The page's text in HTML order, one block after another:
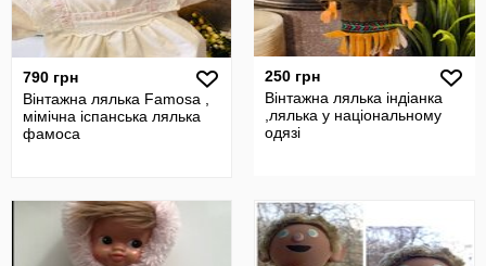
790 грн
Вінтажна лялька Famosa ,
мімічна іспанська лялька
фамоса
250 грн
Вінтажна лялька індіанка
,лялька у національному
одязі